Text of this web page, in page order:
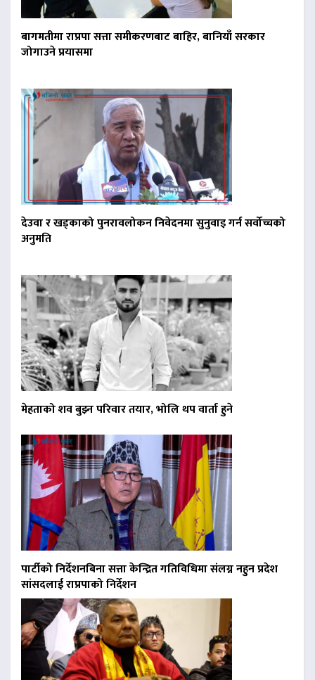
बागमतीमा राप्रपा सत्ता समीकरणबाट बाहिर, बानियाँ सरकार
जोगाउने प्रयासमा
देउवा र खड्काको पुनरावलोकन निवेदनमा सुनुवाइ गर्न सर्वोच्चको
अनुमति
मेहताको शव बुझ्न परिवार तयार, भोलि थप वार्ता हुने
पार्टीको निर्देशनबिना सत्ता केन्द्रित गतिविधिमा संलग्न नहुन प्रदेश
सांसदलाई राप्रपाको निर्देशन